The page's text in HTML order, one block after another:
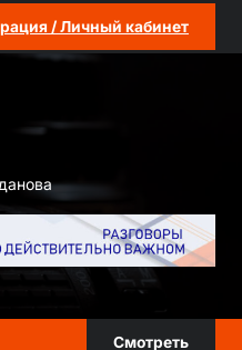
/ Личный кабинет
Смотреть